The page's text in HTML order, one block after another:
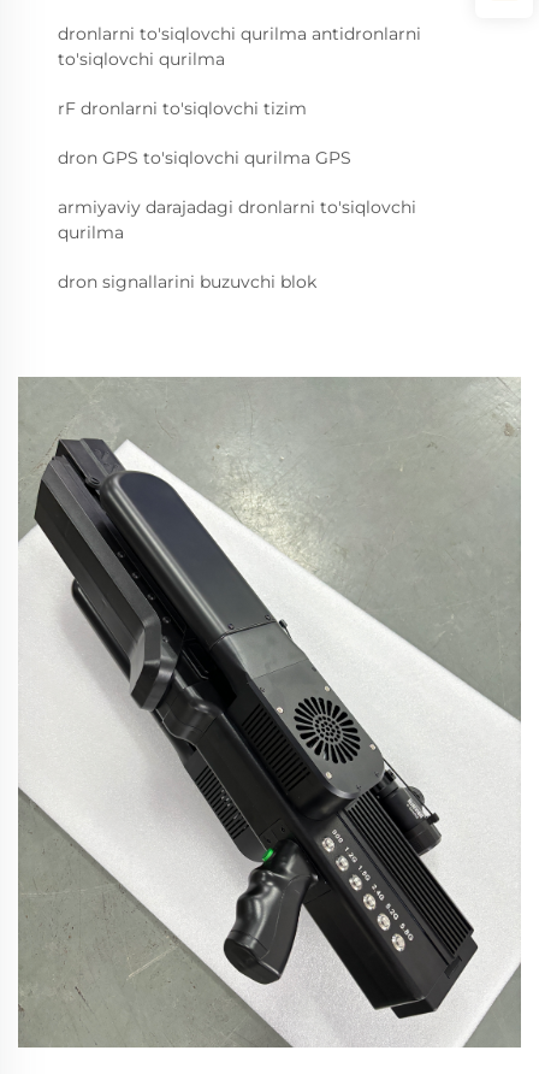
dronlarni to'siqlovchi qurilma antidronlarni
to'siqlovchi qurilma
rF dronlarni to'siqlovchi tizim
dron GPS to'siqlovchi qurilma GPS
armiyaviy darajadagi dronlarni to'siqlovchi
qurilma
dron signallarini buzuvchi blok